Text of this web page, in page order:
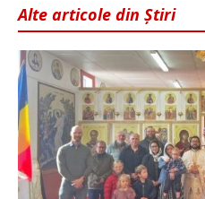
Alte articole din Știri